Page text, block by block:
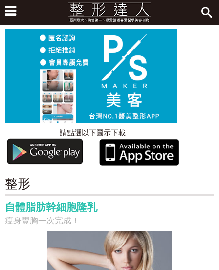
請點選以下圖示下載
整形
自體脂肪幹細胞隆乳
瘦身豐胸一次完成！